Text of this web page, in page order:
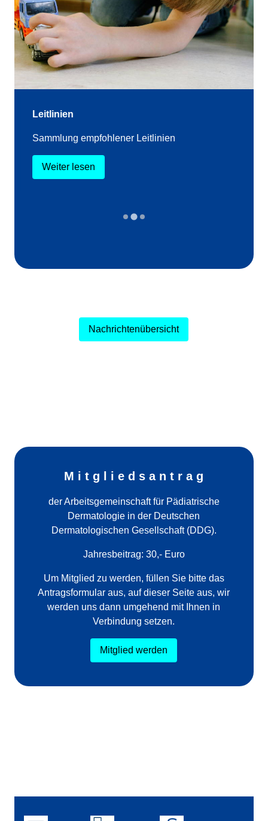
Leitlinien
Sammlung empfohlener Leitlinien
Weiter lesen
Nachrichtenübersicht
M i t g l i e d s a n t r a g
der Arbeitsgemeinschaft für Pädiatrische
Dermatologie in der Deutschen
Dermatologischen Gesellschaft (DDG).
Jahresbeitrag: 30,- Euro
Um Mitglied zu werden, füllen Sie bitte das
Antragsformular aus, auf dieser Seite aus, wir
werden uns dann umgehend mit Ihnen in
Verbindung setzen.
Mitglied werden